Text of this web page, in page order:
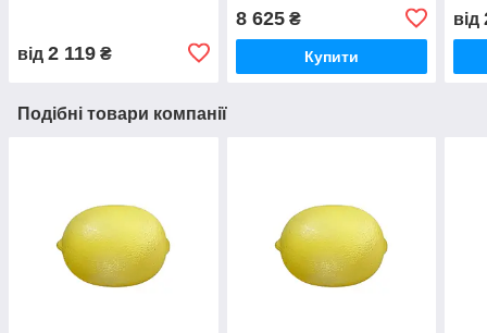
від 2 119 ₴
8 625₴
Купити
від
Подібні товари компанії